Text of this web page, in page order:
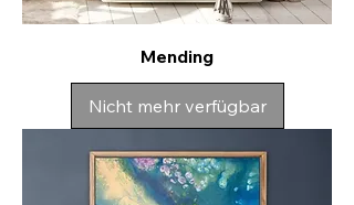
Mending
Nicht mehr verfügbar